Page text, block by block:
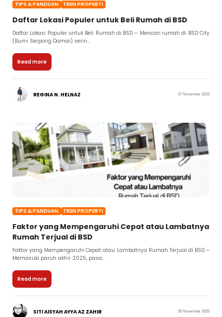
TIPS & PANDUAN TREN PROPERTI
Daftar Lokasi Populer untuk Beli Rumah di BSD
Daftar Lokasi Populer untuk Beli Rumah di BSD – Mencari rumah di BSD City
(Bumi Serpong Damai) serin...
Read more
REGINA N. HELNAZ 07 November 2025
TIPS & PANDUAN TREN PROPERTI
Faktor yang Mempengaruhi Cepat atau Lambatnya
Rumah Terjual di BSD
Faktor yang Mempengaruhi Cepat atau Lambatnya Rumah Terjual di BSD –
Memasuki paruh akhir 2025, pasa...
Read more
SITI AISYAH AYYA AZ ZAHIR 06 November 2025